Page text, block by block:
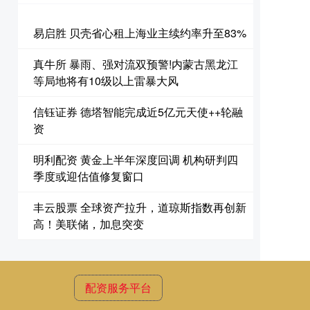
易启胜 贝壳省心租上海业主续约率升至83%
真牛所 暴雨、强对流双预警!内蒙古黑龙江
等局地将有10级以上雷暴大风
信钰证券 德塔智能完成近5亿元天使++轮融
资
明利配资 黄金上半年深度回调 机构研判四
季度或迎估值修复窗口
丰云股票 全球资产拉升，道琼斯指数再创新
高！美联储，加息突变
配资服务平台